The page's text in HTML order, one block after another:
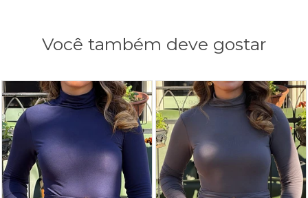
Você também deve gostar